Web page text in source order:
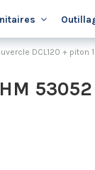
DCL120 + piton
53052